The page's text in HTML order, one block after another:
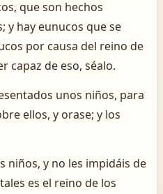
que son hechos
y hay eunucos que se
por causa del reino de
capaz de eso, séalo.
unos niños, para
ellos, y orase; y los
niños, y no les impidáis de
es el reino de los